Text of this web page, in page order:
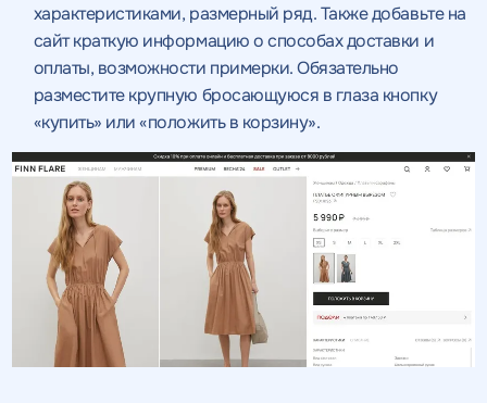
характеристиками, размерный ряд. Также добавьте на
сайт краткую информацию о способах доставки и
оплаты, возможности примерки. Обязательно
разместите крупную бросающуюся в глаза кнопку
«купить» или «положить в корзину».